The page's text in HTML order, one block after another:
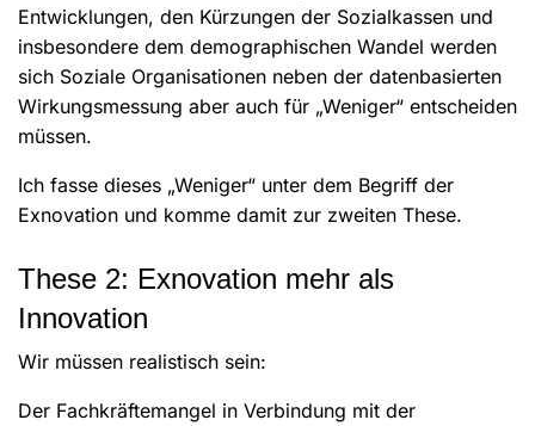
Entwicklungen, den Kürzungen der Sozialkassen und
insbesondere dem demographischen Wandel werden
sich Soziale Organisationen neben der datenbasierten
Wirkungsmessung aber auch für „Weniger“ entscheiden
müssen.
Ich fasse dieses „Weniger“ unter dem Begriff der
Exnovation und komme damit zur zweiten These.
These 2: Exnovation mehr als
Innovation
Wir müssen realistisch sein:
Der Fachkräftemangel in Verbindung mit der